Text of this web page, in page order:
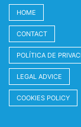
HOME
CONTACT
POLÍTICA DE
LEGAL ADVICE
COOKIES POLICY